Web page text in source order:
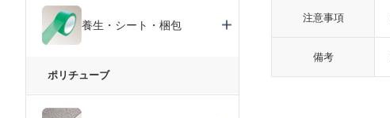
注意事項
備考
養生・シート・梱包
ポリチューブ